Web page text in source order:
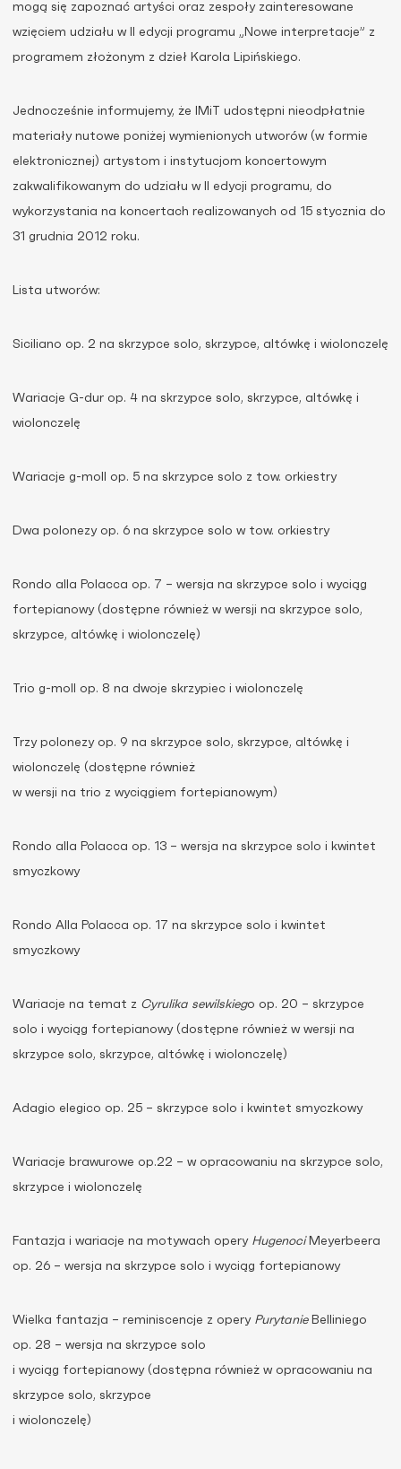
mogą się zapoznać artyści oraz zespoły zainteresowane
wzięciem udziału w II edycji programu „Nowe interpretacje” z
programem złożonym z dzieł Karola Lipińskiego.
Jednocześnie informujemy, że IMiT udostępni nieodpłatnie
materiały nutowe poniżej wymienionych utworów (w formie
elektronicznej) artystom i instytucjom koncertowym
zakwalifikowanym do udziału w II edycji programu, do
wykorzystania na koncertach realizowanych od 15 stycznia do
31 grudnia 2012 roku.
Lista utworów:
Siciliano op. 2 na skrzypce solo, skrzypce, altówkę i wiolonczelę
Wariacje G-dur op. 4 na skrzypce solo, skrzypce, altówkę i
wiolonczelę
Wariacje g-moll op. 5 na skrzypce solo z tow. orkiestry
Dwa polonezy op. 6 na skrzypce solo w tow. orkiestry
Rondo alla Polacca op. 7 – wersja na skrzypce solo i wyciąg
fortepianowy (dostępne również w wersji na skrzypce solo,
skrzypce, altówkę i wiolonczelę)
Trio g-moll op. 8 na dwoje skrzypiec i wiolonczelę
Trzy polonezy op. 9 na skrzypce solo, skrzypce, altówkę i
wiolonczelę (dostępne również
w wersji na trio z wyciągiem fortepianowym)
Rondo alla Polacca op. 13 – wersja na skrzypce solo i kwintet
smyczkowy
Rondo Alla Polacca op. 17 na skrzypce solo i kwintet
smyczkowy
Wariacje na temat z Cyrulika sewilskiego op. 20 – skrzypce
solo i wyciąg fortepianowy (dostępne również w wersji na
skrzypce solo, skrzypce, altówkę i wiolonczelę)
Adagio elegico op. 25 – skrzypce solo i kwintet smyczkowy
Wariacje brawurowe op.22 – w opracowaniu na skrzypce solo,
skrzypce i wiolonczelę
Fantazja i wariacje na motywach opery HugenociMeyerbeera
op. 26 – wersja na skrzypce solo i wyciąg fortepianowy
Wielka fantazja – reminiscencje z opery PurytanieBelliniego
op. 28 – wersja na skrzypce solo
i wyciąg fortepianowy (dostępna również w opracowaniu na
skrzypce solo, skrzypce
i wiolonczelę)